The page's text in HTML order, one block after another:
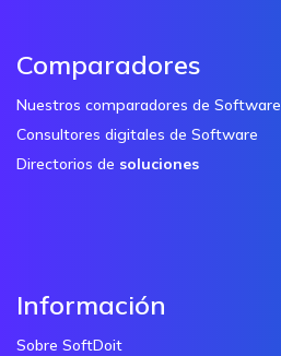
Comparadores
Nuestros comparadores de Software
Consultores digitales de Software
Directorios de soluciones
Información
Sobre SoftDoit